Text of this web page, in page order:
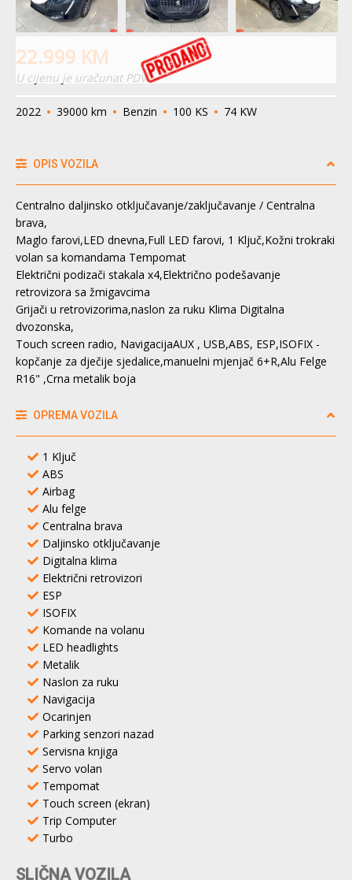
22.999 KM
U cijenu je uračunat PDV
2022 39000 km Benzin 100 KS 74 KW
OPIS VOZILA
Centralno daljinsko otključavanje/zaključavanje / Centralna
brava,
Maglo farovi,LED dnevna,Full LED farovi, 1 Ključ,Kožni trokraki
volan sa komandama Tempomat
Električni podizači stakala x4,Električno podešavanje
retrovizora sa žmigavcima
Grijači u retrovizorima,naslon za ruku Klima Digitalna
dvozonska,
Touch screen radio, NavigacijaAUX , USB,ABS, ESP,ISOFIX -
kopčanje za dječije sjedalice,manuelni mjenjač 6+R,Alu Felge
R16" ,Crna metalik boja
OPREMA VOZILA
1 Ključ
ABS
Airbag
Alu felge
Centralna brava
Daljinsko otključavanje
Digitalna klima
Električni retrovizori
ESP
ISOFIX
Komande na volanu
LED headlights
Metalik
Naslon za ruku
Navigacija
Ocarinjen
Parking senzori nazad
Servisna knjiga
Servo volan
Tempomat
Touch screen (ekran)
Trip Computer
Turbo
SLIČNA VOZILA